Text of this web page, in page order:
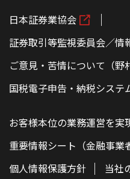
日本証券業協会
証券取引等監視委員会／情
ご意見・苦情について（野
国税電子申告・納税システ
お客様本位の業務運営を実
重要情報シート（金融事業
個人情報保護方針
当社